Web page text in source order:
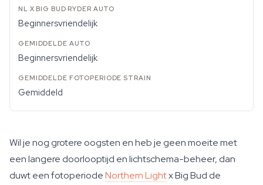
Beginnersvriendelijk
Beginnersvriendelijk
Gemiddeld
Wil je nog grotere oogsten en heb je geen moeite met
een langere doorlooptijd en lichtschema-beheer, dan
duwt een fotoperiodeNorthern Lightx Big Bud de